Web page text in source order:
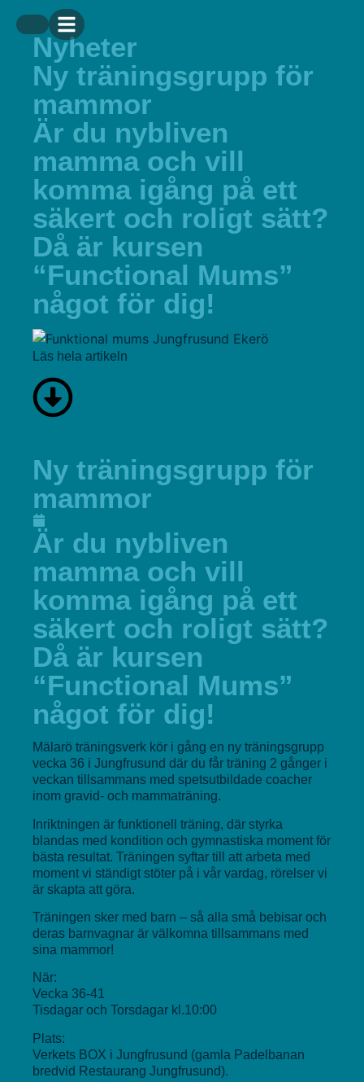
Nyheter
Ny träningsgrupp för
mammor
Är du nybliven
mamma och vill
komma igång på ett
säkert och roligt sätt?
Då är kursen
“Functional Mums”
något för dig!
Läs hela artikeln
Ny träningsgrupp för
mammor
Är du nybliven
mamma och vill
komma igång på ett
säkert och roligt sätt?
Då är kursen
“Functional Mums”
något för dig!
Mälarö träningsverk kör i gång en ny träningsgrupp
vecka 36 i Jungfrusund där du får träning 2 gånger i
veckan tillsammans med spetsutbildade coacher
inom gravid- och mammaträning.
Inriktningen är funktionell träning, där styrka
blandas med kondition och gymnastiska moment för
bästa resultat. Träningen syftar till att arbeta med
moment vi ständigt stöter på i vår vardag, rörelser vi
är skapta att göra.
Träningen sker med barn – så alla små bebisar och
deras barnvagnar är välkomna tillsammans med
sina mammor!
När:
Vecka 36-41
Tisdagar och Torsdagar kl.10:00
Plats:
Verkets BOX i Jungfrusund (gamla Padelbanan
bredvid Restaurang Jungfrusund).